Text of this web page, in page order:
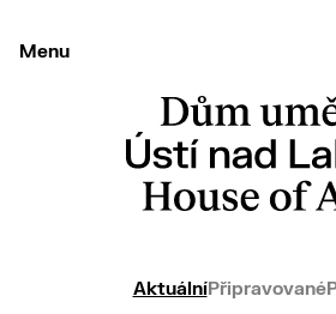
Menu
AktuálníPřipravované